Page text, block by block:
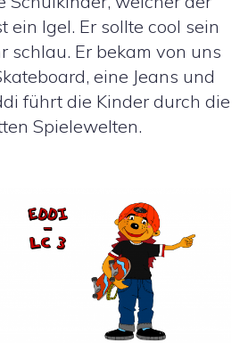
ein Igel. Er sollte cool sein
schlau. Er bekam von uns
eine Jeans und
führt die Kinder durch die
Spielewelten.